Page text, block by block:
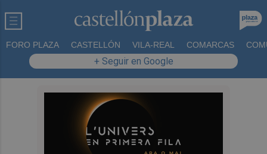
FORO PLAZA CASTELLÓN VILA-REAL COMARCAS
+ Seguir en Google